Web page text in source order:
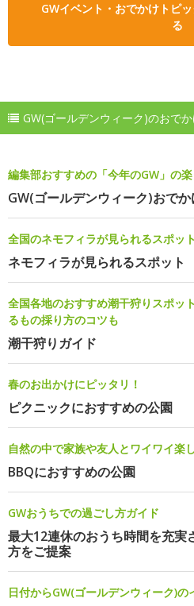
GWイベント・おでかけトピ
る
GW(ゴールデンウィーク)のおで
編集部おすすめの「今年のGW」の
GW(ゴールデンウィーク)おで
全国のネモフィラが見られるスポッ
ネモフィラが見られるスポット
全国各地のおすすめ潮干狩りスポッ
るもの採り方のコツも
潮干狩りガイド
春のお出かけにピッタリ！
ピクニックにおすすめの公園
自然の中で家族や友人とワイワイ楽
BBQにおすすめの公園
GWおうちでの過ごし方ガイド
最大12連休のおうち時間を充実
方をご提案
日付からGW(ゴールデンウィーク)の